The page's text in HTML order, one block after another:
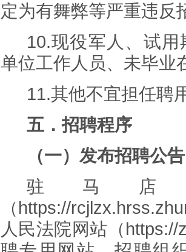
定为有舞弊等严重违反
10.现役军人、试
单位工作人员、未毕业
11.其他不宜担任聘
五．招聘程序
（一）发布招聘公告
驻马
（https://
人民法院网站（https://